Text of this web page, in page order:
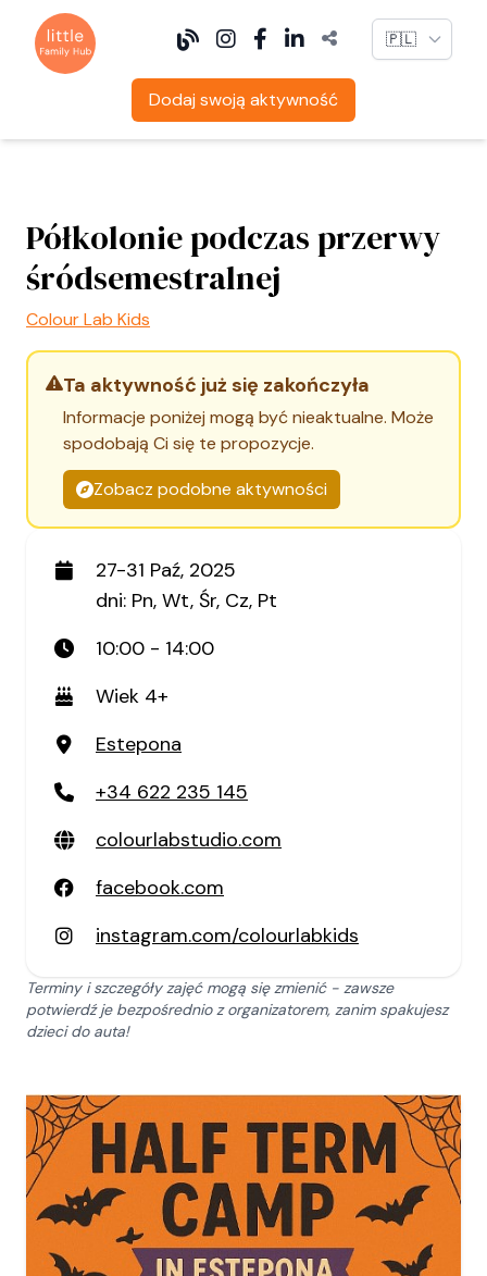
Language
Dodaj swoją aktywność
Półkolonie podczas przerwy
śródsemestralnej
Colour Lab Kids
Ta aktywność już się zakończyła
Informacje poniżej mogą być nieaktualne. Może
spodobają Ci się te propozycje.
Zobacz podobne aktywności
27-31 Paź, 2025
dni: Pn, Wt, Śr, Cz, Pt
10:00 - 14:00
Wiek 4+
Estepona
+34 622 235 145
colourlabstudio.com
facebook.com
instagram.com/colourlabkids
Terminy i szczegóły zajęć mogą się zmienić - zawsze
potwierdź je bezpośrednio z organizatorem, zanim spakujesz
dzieci do auta!